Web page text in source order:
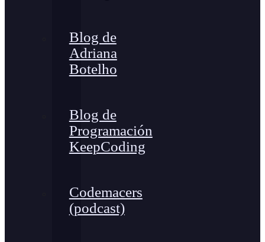
Blog de
Adriana
Botelho
Blog de
Programación
KeepCoding
Codemacers
(podcast)